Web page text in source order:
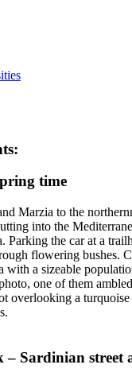
time
Marzia to the
into the
Parking the car at a
flowering bushes.
with a sizeable
one of them
overlooking a
– Sardinian street